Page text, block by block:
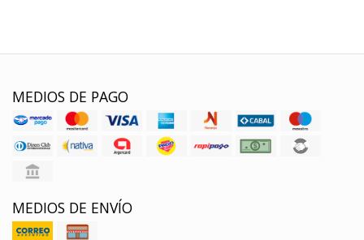
MEDIOS DE PAGO
MEDIOS DE ENVÍO